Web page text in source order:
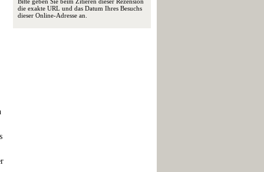
die exakte URL und das Datum Ihres Besuchs
dieser Online-Adresse an.